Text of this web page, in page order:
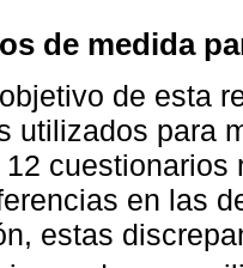
de medida
de esta
utilizados para
12
en las
estas